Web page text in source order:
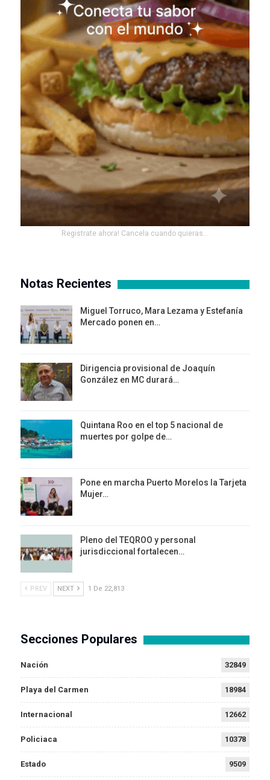
Registrate ahora! Cancela cuando quieras...
Notas Recientes
Miguel Torruco, Mara Lezama y Estefanía
Mercado ponen en…
Dirigencia provisional de Joaquín
González en MC durará…
Quintana Roo en el top 5 nacional de
muertes por golpe de…
Pone en marcha Puerto Morelos la Tarjeta
Mujer…
Pleno del TEQROO y personal
jurisdiccional fortalecen…
PREV NEXT 1 De 22,813
Secciones Populares
Nación 32849
Playa del Carmen 18984
Internacional 12662
Policiaca 10378
Estado 9509